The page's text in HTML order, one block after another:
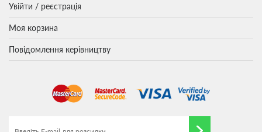
Увійти / реєстрація
Моя корзина
Повідомлення керівництву